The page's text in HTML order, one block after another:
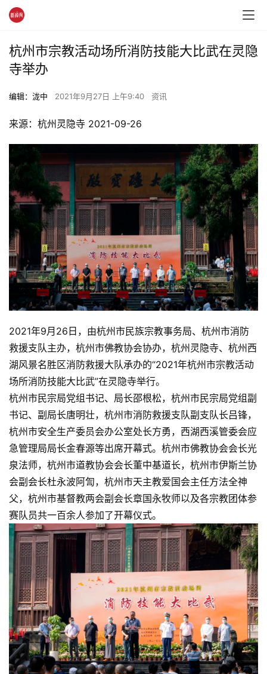
杭州市宗教活动场所消防技能大比武在灵隐
寺举办
编辑：泷中 2021年9月27日 上午9:40 资讯
来源：杭州灵隐寺 2021-09-26
2021年9月26日，由杭州市民族宗教事务局、杭州市消防
救援支队主办，杭州市佛教协会协办，杭州灵隐寺、杭州西
湖风景名胜区消防救援大队承办的“2021年杭州市宗教活动
场所消防技能大比武”在灵隐寺举行。
杭州市民宗局党组书记、局长邵根松，杭州市民宗局党组副
书记、副局长唐明壮，杭州市消防救援支队副支队长吕锋，
杭州市安全生产委员会办公室处长方勇，西湖西溪管委会应
急管理局局长金春源等出席开幕式。杭州市佛教协会会长光
泉法师，杭州市道教协会会长董中基道长，杭州市伊斯兰协
会副会长杜永波阿訇，杭州市天主教爱国会主任方法全神
父，杭州市基督教两会副会长章国永牧师以及各宗教团体参
赛队员共一百余人参加了开幕仪式。